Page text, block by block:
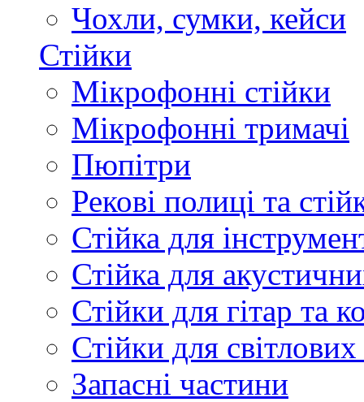
Чохли, сумки, кейси
Стійки
Мікрофонні стійки
Мікрофонні тримачі
Пюпітри
Рекові полиці та
Стійка для
Стійка для
Стійки для гітар та
Стійки для
Запасні частини